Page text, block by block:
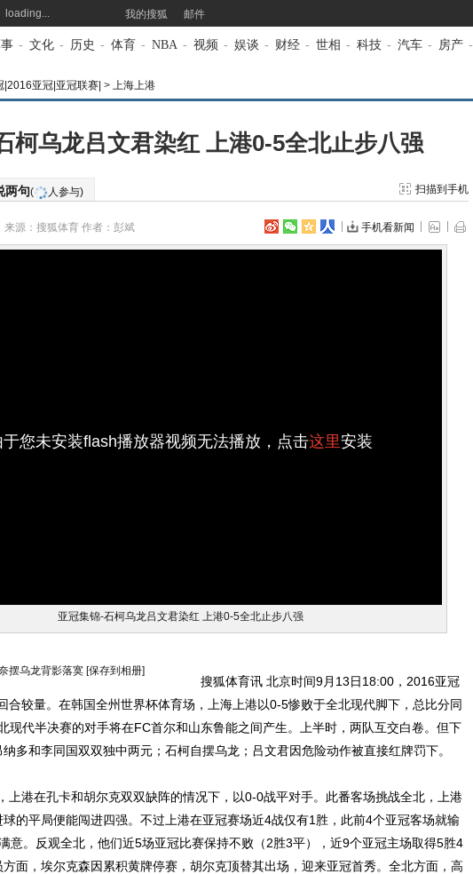
loading... 我的搜狐 邮件
- 文化 - 历史 - 体育 - NBA - 视频 - 娱谈 - 财经 - 世相 - 科技 - 汽车 - 房产 -
|2016亚冠|亚冠联赛| > 上海上港
柯乌龙吕文君染红 上港0-5全北止步八强
两句( 人参与) 扫描到手机
来源： 搜狐体育 作者：彭斌 手机看新闻
于您未安装flash播放器视频无法播放，点击这里安装
亚冠集锦-石柯乌龙吕文君染红 上港0-5全北止步八强
摆乌龙背影落寞 [保存到相册]
搜狐体育讯 北京时间9月13日18:00，2016亚冠
合较量。在韩国全州世界杯体育场，上海上港以0-5惨败于全北现代脚下，总比分同
现代半决赛的对手将在FC首尔和山东鲁能之间产生。上半时，两队互交白卷。但下
多和李同国双双独中两元；石柯自摆乌龙；吕文君因危险动作被直接红牌罚下。
港在孔卡和胡尔克双双缺阵的情况下，以0-0战平对手。此番客场挑战全北，上港
球的平局便能闯进四强。不过上港在亚冠赛场近4战仅有1胜，此前4个亚冠客场就输
意。反观全北，他们近5场亚冠比赛保持不败（2胜3平），近9个亚冠主场取得5胜4
面，埃尔克森因累积黄牌停赛，胡尔克顶替其出场，迎来亚冠首秀。全北方面，高